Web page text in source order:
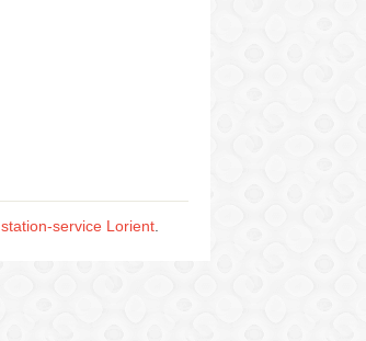
station-service Lorient.